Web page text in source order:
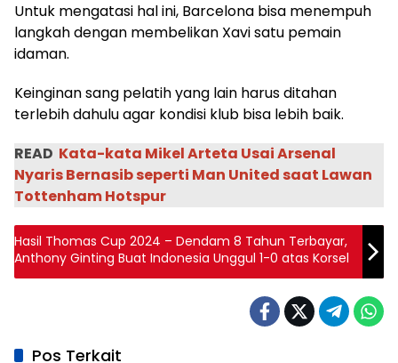
Untuk mengatasi hal ini, Barcelona bisa menempuh
langkah dengan membelikan Xavi satu pemain
idaman.
Keinginan sang pelatih yang lain harus ditahan
terlebih dahulu agar kondisi klub bisa lebih baik.
READ Kata-kata Mikel Arteta Usai Arsenal
Nyaris Bernasib seperti Man United saat Lawan
Tottenham Hotspur
Hasil Thomas Cup 2024 – Dendam 8 Tahun Terbayar,
Anthony Ginting Buat Indonesia Unggul 1-0 atas Korsel
Pos Terkait